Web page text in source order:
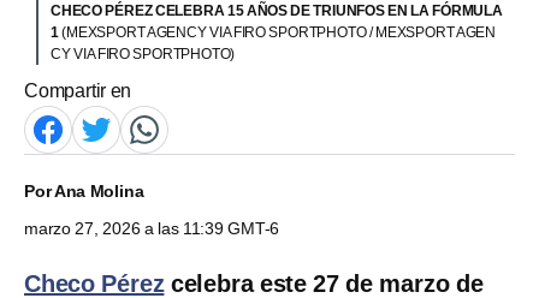
CHECO PÉREZ CELEBRA 15 AÑOS DE TRIUNFOS EN LA FÓRMULA
1(MEXSPORT AGENCY VIA FIRO SPORTPHOTO / MEXSPORT AGEN
CY VIA FIRO SPORTPHOTO)
Compartir en
PorAna Molina
marzo 27, 2026 a las 11:39 GMT-6
Checo Pérezcelebra este 27 de marzo de